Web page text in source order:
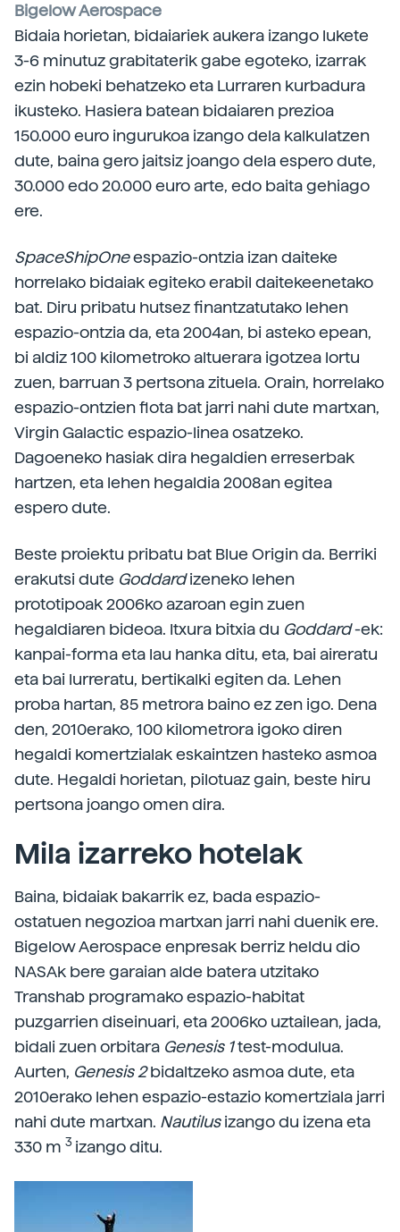
Bigelow Aerospace
Bidaia horietan, bidaiariek aukera izango lukete
3-6 minutuz grabitaterik gabe egoteko, izarrak
ezin hobeki behatzeko eta Lurraren kurbadura
ikusteko. Hasiera batean bidaiaren prezioa
150.000 euro ingurukoa izango dela kalkulatzen
dute, baina gero jaitsiz joango dela espero dute,
30.000 edo 20.000 euro arte, edo baita gehiago
ere.
SpaceShipOneespazio-ontzia izan daiteke
horrelako bidaiak egiteko erabil daitekeenetako
bat. Diru pribatu hutsez finantzatutako lehen
espazio-ontzia da, eta 2004an, bi asteko epean,
bi aldiz 100 kilometroko altuerara igotzea lortu
zuen, barruan 3 pertsona zituela. Orain, horrelako
espazio-ontzien flota bat jarri nahi dute martxan,
Virgin Galactic espazio-linea osatzeko.
Dagoeneko hasiak dira hegaldien erreserbak
hartzen, eta lehen hegaldia 2008an egitea
espero dute.
Beste proiektu pribatu bat Blue Origin da. Berriki
erakutsi dute Goddardizeneko lehen
prototipoak 2006ko azaroan egin zuen
hegaldiaren bideoa. Itxura bitxia du Goddard-ek:
kanpai-forma eta lau hanka ditu, eta, bai aireratu
eta bai lurreratu, bertikalki egiten da. Lehen
proba hartan, 85 metrora baino ez zen igo. Dena
den, 2010erako, 100 kilometrora igoko diren
hegaldi komertzialak eskaintzen hasteko asmoa
dute. Hegaldi horietan, pilotuaz gain, beste hiru
pertsona joango omen dira.
Mila izarreko hotelak
Baina, bidaiak bakarrik ez, bada espazio-
ostatuen negozioa martxan jarri nahi duenik ere.
Bigelow Aerospace enpresak berriz heldu dio
NASAk bere garaian alde batera utzitako
Transhab programako espazio-habitat
puzgarrien diseinuari, eta 2006ko uztailean, jada,
bidali zuen orbitara Genesis 1test-modulua.
Aurten, Genesis 2bidaltzeko asmoa dute, eta
2010erako lehen espazio-estazio komertziala jarri
nahi dute martxan. Nautilusizango du izena eta
330 m 3 izango ditu.